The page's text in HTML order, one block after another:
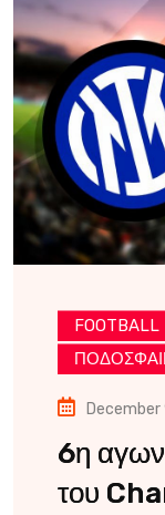
FOOTBALL
6η
του